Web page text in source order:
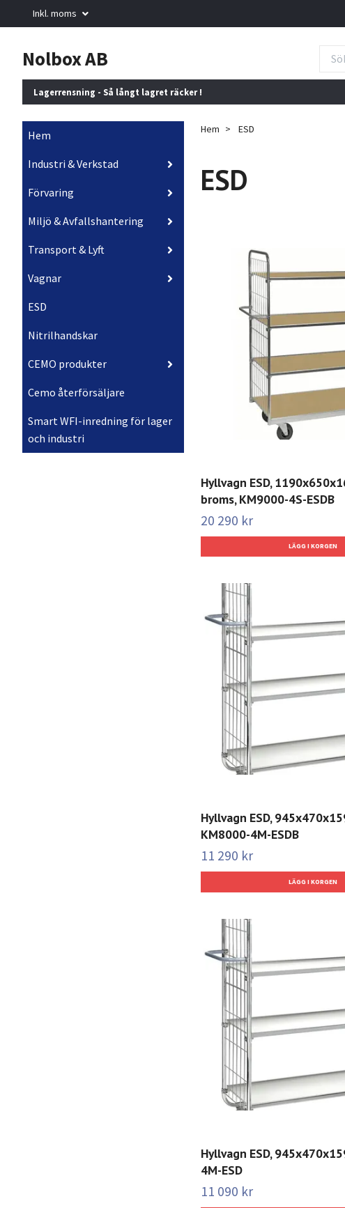
Inkl. moms
Nolbox AB
Lagerrensning - Så långt lagret räcker !
Hem
Industri & Verkstad
Förvaring
Miljö & Avfallshantering
Transport & Lyft
Vagnar
ESD
Nitrilhandskar
CEMO produkter
Cemo återförsäljare
Smart WFI-inredning för lager
och industri
Hem ESD
ESD
Hyllvagn ESD,
broms, KM9000-4S-ESDB
20 290 kr
Hyllvagn ESD,
KM8000-4M-ESDB
11 290 kr
Hyllvagn ESD,
4M-ESD
11 090 kr